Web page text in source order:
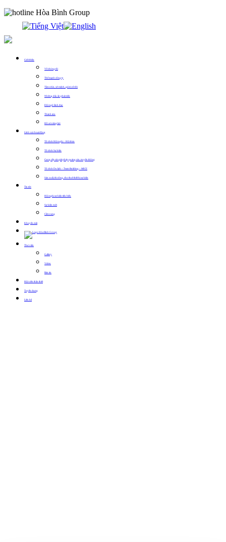
Giới thiệu
Về chúng tôi
Thế mạnh công ty
Tầm nhìn, sứ mệnh, giá trị cốt lõi
Những dấu ấn phát triển
Đội ngũ lãnh đạo
Thành tựu
Hồ sơ năng lực
Lĩnh vực hoạt động
Tổ chức Hội nghị – Hội thảo
Tổ chức Sự kiện
Cung cấp các giải pháp quảng cáo, truyền thông
Tổ chức Du lịch – Team Building – MICE
Sản xuất, thi công, cho thuê thiết bị sự kiện
Tin tức
Hội nghị sự kiện tiêu biểu
Sự kiện mới
Cẩm nang
Khuyến mãi
Thư viện
Gallery
Video
Bản tin
Hội viên thân thiết
Tuyển dụng
Liên hệ